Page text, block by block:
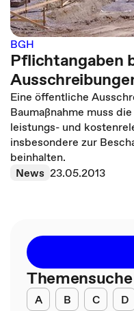
BGH
Pflichtangaben
Eine öffentliche
Baumaßnahme muss
leistungs- und
insbesondere zur
beinhalten.
News 23.05.2013
Themensuche
A B C D